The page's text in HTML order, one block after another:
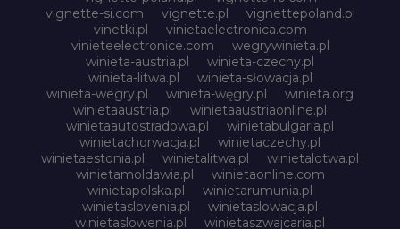
vignette-si.com
vignette.pl
vignettepoland.pl
vinetki.pl
vinietaelectronica.com
vinieteelectronice.com
wegrywinieta.pl
winieta-austria.pl
winieta-czechy.pl
winieta-litwa.pl
winieta-słowacja.pl
winieta-wegry.pl
winieta-węgry.pl
winieta.org
winietaaustria.pl
winietaaustriaonline.pl
winietaautostradowa.pl
winietabulgaria.pl
winietachorwacja.pl
winietaczechy.pl
winietaestonia.pl
winietalitwa.pl
winietalotwa.pl
winietamoldawia.pl
winietaonline.com
winietapolska.pl
winietarumunia.pl
winietaslovenia.pl
winietaslowacja.pl
winietaslowenia.pl
winietaszwajcaria.pl